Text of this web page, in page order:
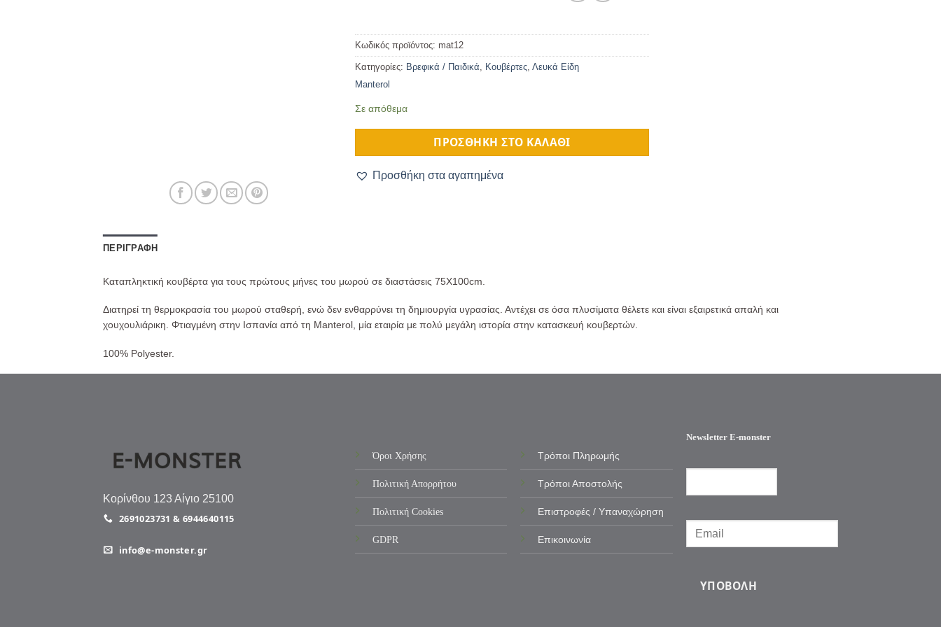
Κωδικός προϊόντος: mat12
Κατηγορίες: Βρεφικά / Παιδικά, Κουβέρτες, Λευκά Είδη
Manterol
Σε απόθεμα
ΠΡΟΣΘΉΚΗ ΣΤΟ ΚΑΛΆΘΙ
Προσθήκη στα αγαπημένα
ΠΕΡΙΓΡΑΦΉ
Καταπληκτική κουβέρτα για τους πρώτους μήνες του μωρού σε διαστάσεις 75Χ100cm.
Διατηρεί τη θερμοκρασία του μωρού σταθερή, ενώ δεν ενθαρρύνει τη δημιουργία υγρασίας. Αντέχει σε όσα πλυσίματα θέλετε και είναι εξαιρετικά απαλή και
χουχουλιάρικη. Φτιαγμένη στην Ισπανία από τη Manterol, μία εταιρία με πολύ μεγάλη ιστορία στην κατασκευή κουβερτών.
100% Polyester.
Κορίνθου 123 Αίγιο 25100
2691023731 & 6944640115
info@e-monster.gr
Όροι Χρήσης
Πολιτική Απορρήτου
Πολιτική Cookies
GDPR
Τρόποι Πληρωμής
Τρόποι Αποστολής
Επιστροφές / Υπαναχώρηση
Επικοινωνία
Newsletter E-monster
ΥΠΟΒΟΛΉ